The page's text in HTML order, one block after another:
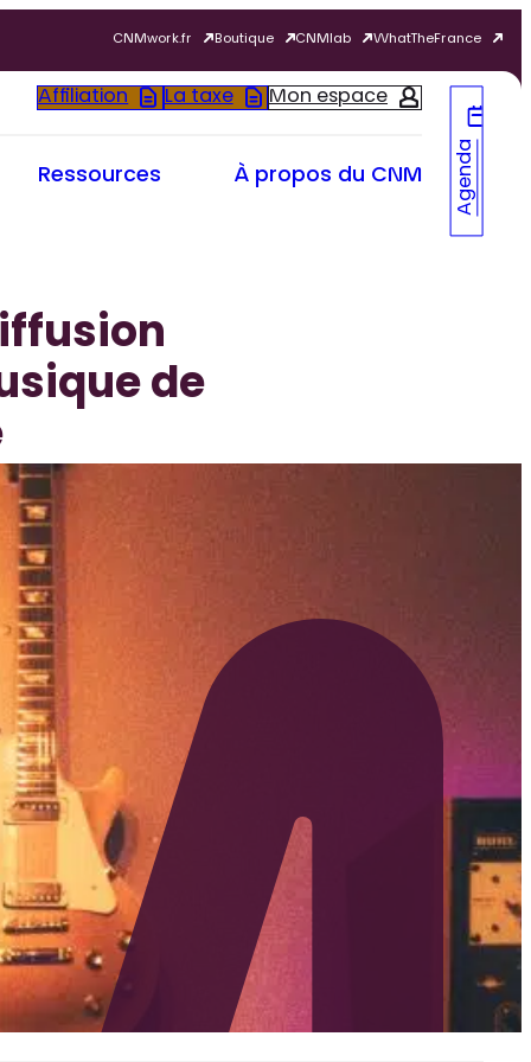
CNMwork.fr Boutique CNMlab WhatTheFrance
Affiliation La taxe Mon espace
Ressources À propos du CNM Agenda
de